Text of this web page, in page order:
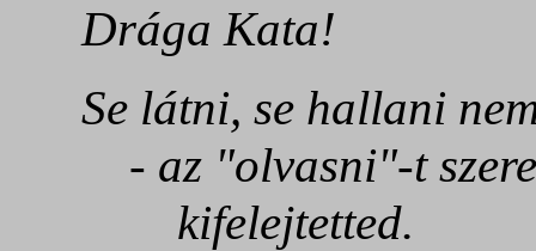
Drága Kata!
Se látni, se hallani
- az "olvasni"-t
kifelejtetted.